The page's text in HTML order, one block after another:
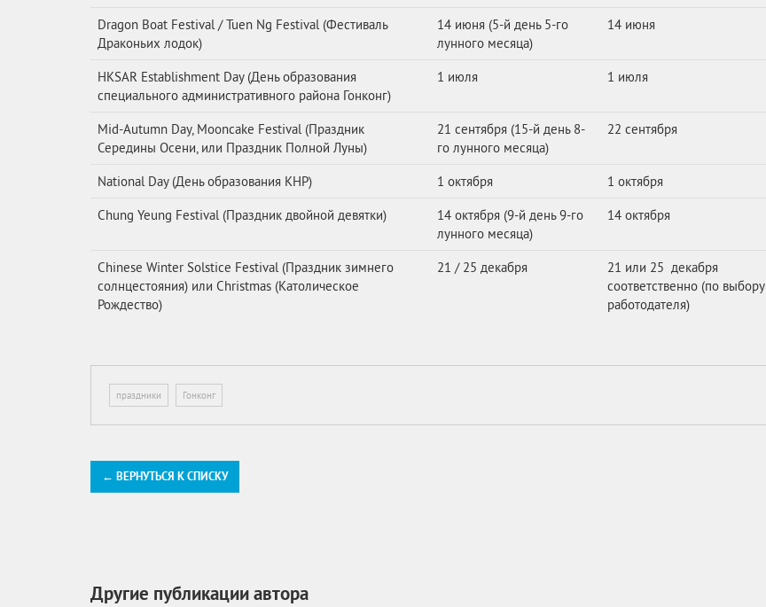
Dragon Boat Festival / Tuen Ng Festival (Фестиваль
Драконьих лодок)
14 июня (5-й день 5-го
лунного месяца)
14 июня
HKSAR Establishment Day (День образования
специального административного района Гонконг)
1 июля 1 июля
Mid-Autumn Day, Mooncake Festival (Праздник
Середины Осени, или Праздник Полной Луны)
21 сентября (15-й день 8-
го лунного месяца)
22 сентября
National Day (День образования КНР) 1 октября
1 октября
Chung Yeung Festival (Праздник двойной девятки)
14 октября (9-й день 9-го
лунного месяца)
14 октября
Chinese Winter Solstice Festival (Праздник зимнего
солнцестояния) или Christmas (Католическое
Рождество)
21 / 25 декабря
21 или 25 декабря
соответственно (по выбору
работодателя)
праздники Гонконг
← ВЕРНУТЬСЯ К СПИСКУ
Другие публикации автора